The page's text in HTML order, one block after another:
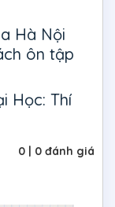
Hà Nội
ôn tập
Học: Thí
0 0 đánh giá